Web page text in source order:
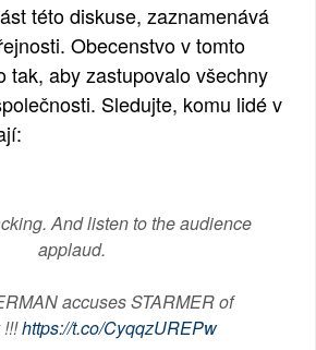
této diskuse, zaznamenává
Obecenstvo v tomto
tak, aby zastupovalo všechny
Sledujte, komu lidé v
And listen to the audience
applaud.
accuses STARMER of
https://t.co/CyqqzUREPw